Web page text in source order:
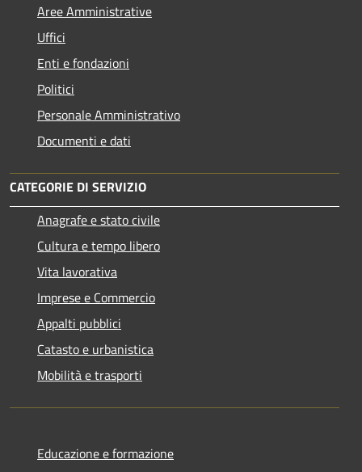
Aree Amministrative
Uffici
Enti e fondazioni
Politici
Personale Amministrativo
Documenti e dati
CATEGORIE DI SERVIZIO
Anagrafe e stato civile
Cultura e tempo libero
Vita lavorativa
Imprese e Commercio
Appalti pubblici
Catasto e urbanistica
Mobilità e trasporti
Educazione e formazione